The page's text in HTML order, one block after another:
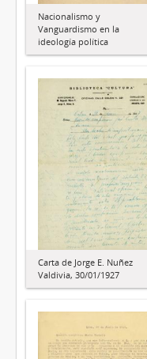
Nacionalismo y
Vanguardismo en la
ideología política
Carta de Jorge E. Nuñez
Valdivia, 30/01/1927